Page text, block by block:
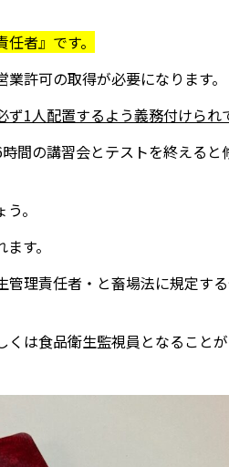
者』です。
許可の取得が必要になります。
1人配置するよう義務付けられ
間の講習会とテストを終えると
。
す。
理責任者・と畜場法に規定す
は食品衛生監視員となること